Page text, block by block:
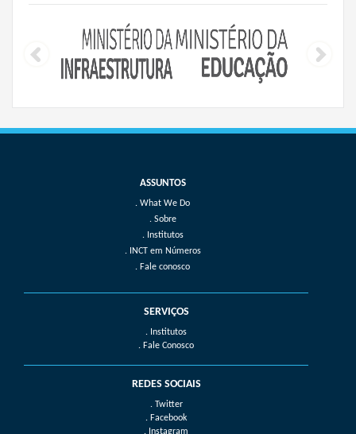
What We Do
Sobre
Institutos
INCT em Números
Fale conosco
SERVIÇOS
. Institutos
. Fale Conosco
REDES SOCIAIS
. Twitter
. Facebook
. Instagram